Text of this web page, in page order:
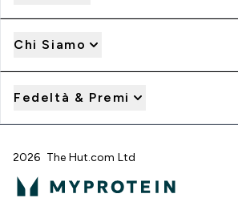
Chi Siamo
Fedeltà & Premi
2026 The Hut.com Ltd